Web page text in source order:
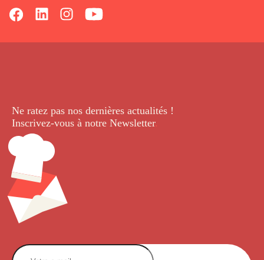
Ne ratez pas nos dernières actualités !
Inscrivez-vous à notre Newsletter.